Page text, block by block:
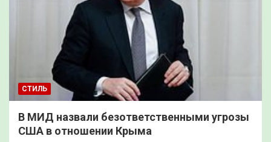
СТИЛЬ
В МИД назвали безответственными угрозы
США в отношении Крыма